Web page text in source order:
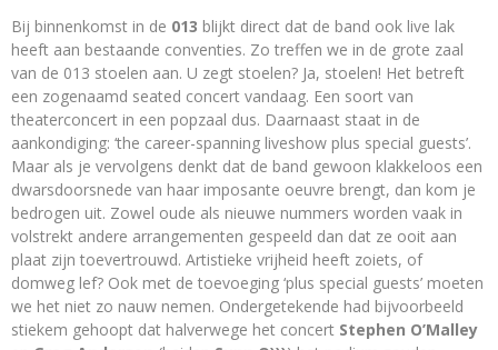
Bij binnenkomst in de 013 blijkt direct dat de band ook live lak
heeft aan bestaande conventies. Zo treffen we in de grote zaal
van de 013 stoelen aan. U zegt stoelen? Ja, stoelen! Het betreft
een zogenaamd seated concert vandaag. Een soort van
theaterconcert in een popzaal dus. Daarnaast staat in de
aankondiging: ‘the career-spanning liveshow plus special guests’.
Maar als je vervolgens denkt dat de band gewoon klakkeloos een
dwarsdoorsnede van haar imposante oeuvre brengt, dan kom je
bedrogen uit. Zowel oude als nieuwe nummers worden vaak in
volstrekt andere arrangementen gespeeld dan dat ze ooit aan
plaat zijn toevertrouwd. Artistieke vrijheid heeft zoiets, of
domweg lef? Ook met de toevoeging ‘plus special guests’ moeten
we het niet zo nauw nemen. Ondergetekende had bijvoorbeeld
stiekem gehoopt dat halverwege het concert Stephen O’Malley